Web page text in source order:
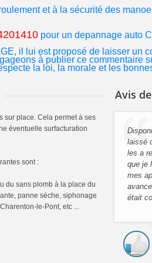
et à la sécurité des
pour un depannage auto
il lui est proposé de laisser un
à publier ce commentaire
la loi, la morale et les
sur place. Cela permet à ses
éventuelle surfacturation
sont :
du sans plomb à la place du
panne séche, siphonage
le-Pont, etc ...
Avis
laissé
les a
que je
mes
était
m'a
de
d'un
sans